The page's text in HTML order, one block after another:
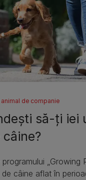
animal de companie
să-ţi iei
„Growing
de câine aflat în